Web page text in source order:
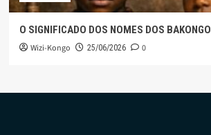
O SIGNIFICADO DOS NOMES DOS BAKONGO
Wizi-Kongo 25/06/2026 0